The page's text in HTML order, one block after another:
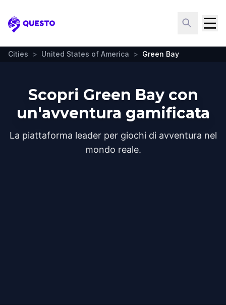
Questo
Cities > United States of America > Green Bay
Scopri Green Bay con
un'avventura gamificata
La piattaforma leader per giochi di avventura nel
mondo reale.